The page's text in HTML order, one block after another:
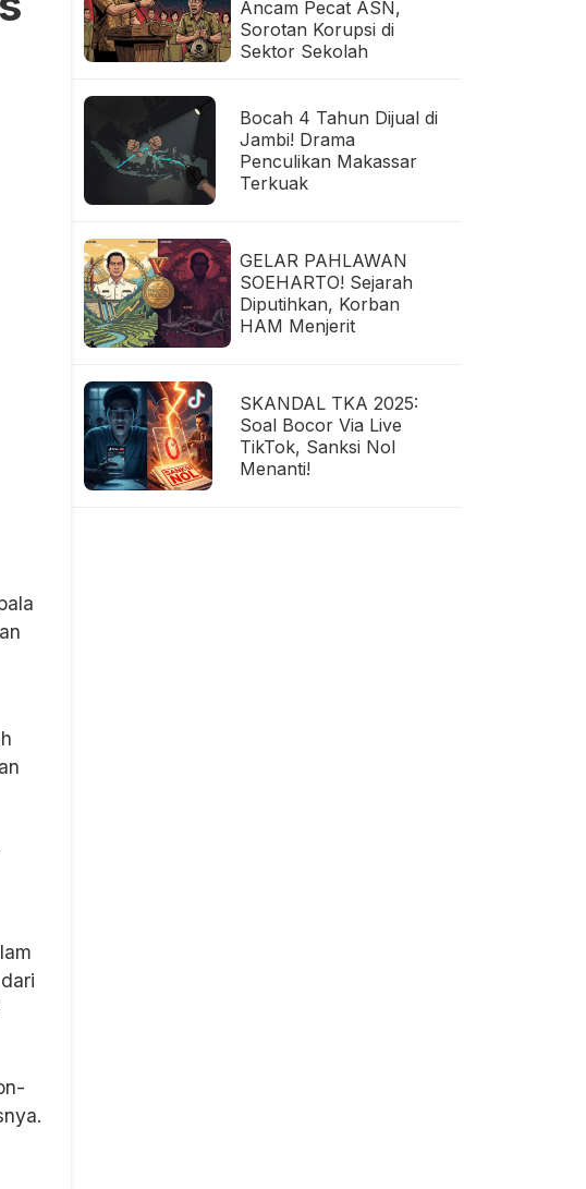
Ancam Pecat ASN,
Sorotan Korupsi di
Sektor Sekolah
Bocah 4 Tahun Dijual di
Jambi! Drama
Penculikan Makassar
Terkuak
GELAR PAHLAWAN
SOEHARTO! Sejarah
Diputihkan, Korban
HAM Menjerit
SKANDAL TKA 2025:
Soal Bocor Via Live
TikTok, Sanksi Nol
Menanti!